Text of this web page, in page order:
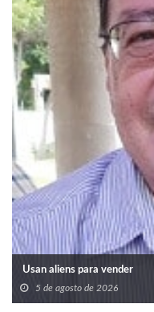
Usan aliens para vender
5 de agosto de 2026